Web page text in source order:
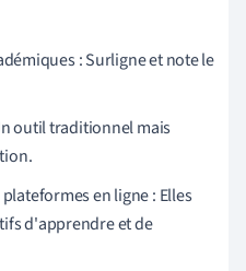
: Surligne et note le
outil traditionnel mais
en ligne : Elles
d'apprendre et de